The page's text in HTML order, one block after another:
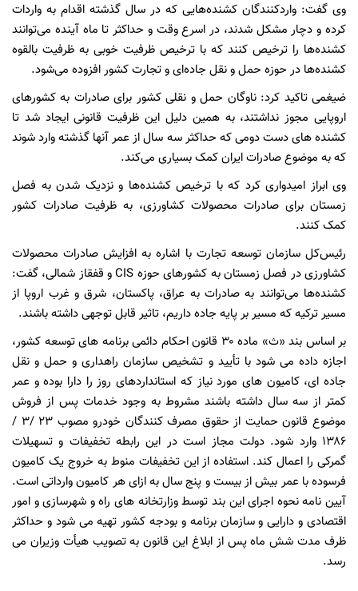
وی گفت: واردکنندگان کشنده‌هایی که در سال گذشته اقدام به واردات
کرده و دچار مشکل شدند، در اسرع وقت و حداکثر تا ماه آینده می‌توانند
کشنده‌ها را ترخیص کنند که با ترخیص ظرفیت خوبی به ظرفیت بالقوه
کشنده‌ها در حوزه حمل و نقل جاده‌ای و تجارت کشور افزوده می‌شود.
ضیغمی تاکید کرد: ناوگان حمل و نقلی کشور برای صادرات به کشورهای
اروپایی مجوز نداشتند، به همین دلیل این ظرفیت قانونی ایجاد شد تا
کشنده های دست دومی که حداکثر سه سال از عمر آنها گذشته وارد شوند
که به موضوع صادرات ایران کمک بسیاری می‌کند.
وی ابراز امیدواری کرد که با ترخیص کشنده‌ها و نزدیک شدن به فصل
زمستان برای صادرات محصولات کشاورزی، به ظرفیت صادرات کشور
کمک کنند.
رئیس‌کل سازمان توسعه تجارت با اشاره به افزایش صادرات محصولات
کشاورزی در فصل زمستان به کشورهای حوزه CIS و قفقاز شمالی، گفت:
کشنده‌ها می‌توانند به صادرات به عراق، پاکستان، شرق و غرب اروپا از
مسیر ترکیه که مسیر بر پایه جاده داریم، تاثیر قابل توجهی داشته باشند.
بر اساس بند «ث» ماده ۳۰ قانون احکام دائمی برنامه های توسعه کشور،
اجازه داده می ‌شود با تأیید و تشخیص سازمان راهداری و حمل و نقل
جاده‌ ای، کامیون ‌های مورد نیاز که استانداردهای روز را دارا بوده و عمر
کمتر از سه ‌سال داشته باشند مشروط به وجود خدمات پس از فروش
موضوع قانون حمایت از حقوق مصرف‌ کنندگان خودرو مصوب ۲۳ /۳ /
۱۳۸۶ وارد شود. دولت مجاز است در این رابطه تخفیفات و تسهیلات
گمرکی را اعمال کند. استفاده از این تخفیفات منوط به خروج یک کامیون
فرسوده با عمر بیش از بیست و پنج سال به ازای هر کامیون وارداتی است.
آیین ‌نامه نحوه اجرای این بند توسط وزارتخانه‌ های راه و شهرسازی و امور
اقتصادی و دارایی و سازمان برنامه و بودجه کشور تهیه می ‌شود و حداکثر
ظرف مدت شش ‌ماه پس از ابلاغ این قانون به تصویب هیأت وزیران می
‌رسد.